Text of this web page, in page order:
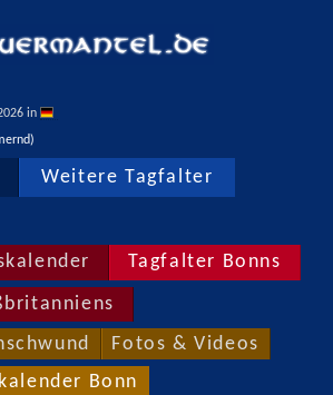
in
Weitere Tagfalter
Tagfalter Bonns
Fotos & Videos
Bonn